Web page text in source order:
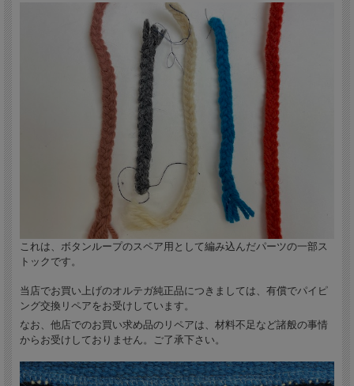
これは、ボタンループのスペア用として編み込んだパーツの一部ス
トックです。
当店でお買い上げのオルテガ純正品につきましては、有償でパイピ
ング交換リペアをお受けしています。
なお、他店でのお買い求め品のリペアは、材料不足など諸般の事情
からお受けしておりません。ご了承下さい。